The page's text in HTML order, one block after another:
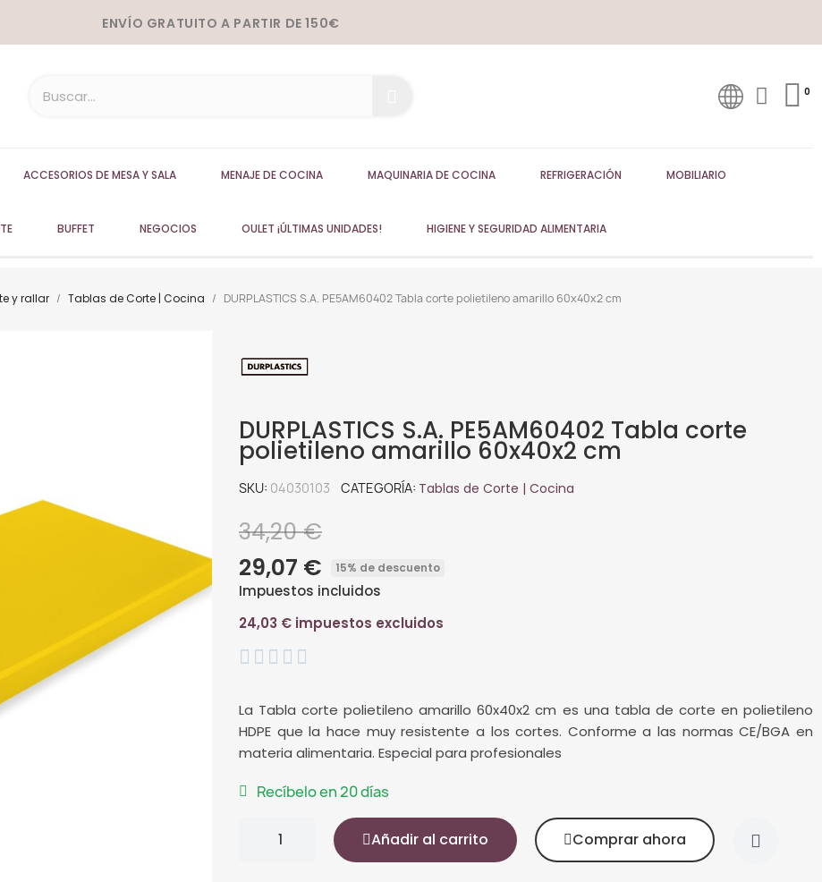
ENVÍO GRATUITO A PARTIR DE 150€
ACCESORIOS DE MESA Y SALA MENAJE DE COCINA MAQUINARIA DE COCINA REFRIGERACIÓN MOBILIARIO
BUFFET NEGOCIOS OULET ¡ÚLTIMAS UNIDADES! HIGIENE Y SEGURIDAD ALIMENTARIA
y rallar Tablas de Corte | Cocina DURPLASTICS S.A. PE5AM60402 Tabla corte polietileno amarillo 60x40x2 cm
DURPLASTICS S.A. PE5AM60402 Tabla corte
polietileno amarillo 60x40x2 cm
SKU 04030103 CATEGORÍA Tablas de Corte | Cocina
34,20 €
29,07 €
15% de descuento
Impuestos incluidos
24,03 € impuestos excluidos
    
La Tabla corte polietileno amarillo 60x40x2 cm es una tabla de corte en polietileno
HDPE que la hace muy resistente a los cortes. Conforme a las normas CE/BGA en
materia alimentaria. Especial para profesionales
Recíbelo en 20 días
Añadir al carrito Comprar ahora